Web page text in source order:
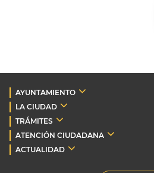
AYUNTAMIENTO
LA CIUDAD
TRÁMITES
ATENCIÓN CIUDADANA
ACTUALIDAD